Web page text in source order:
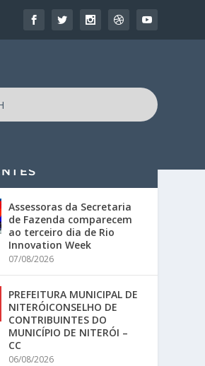
Assessoras da Secretaria
de Fazenda comparecem
ao terceiro dia de Rio
Innovation Week
07/08/2026
PREFEITURA MUNICIPAL DE
NITERÓICONSELHO DE
CONTRIBUINTES DO
MUNICÍPIO DE NITERÓI –
CC
06/08/2026